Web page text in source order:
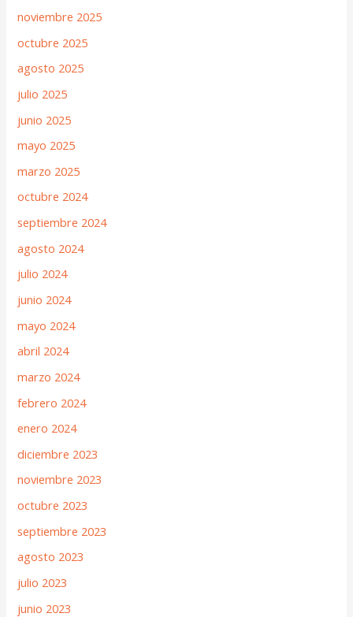
noviembre 2025
octubre 2025
agosto 2025
julio 2025
junio 2025
mayo 2025
marzo 2025
octubre 2024
septiembre 2024
agosto 2024
julio 2024
junio 2024
mayo 2024
abril 2024
marzo 2024
febrero 2024
enero 2024
diciembre 2023
noviembre 2023
octubre 2023
septiembre 2023
agosto 2023
julio 2023
junio 2023